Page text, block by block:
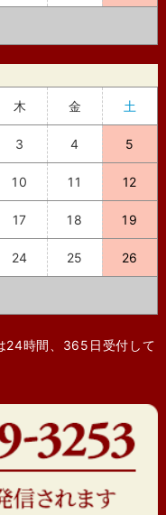
木 金 土
3 4 5
10 11 12
17 18 19
24 25 26
24時間、365日受付して